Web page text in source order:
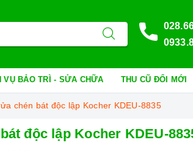
VỤ BẢO TRÌ - SỬA CHỮA THU CŨ ĐỔI MỚI
chén bát độc lập Kocher KDEU-8835
độc lập Kocher KDEU-